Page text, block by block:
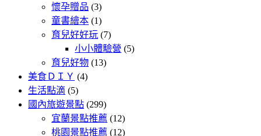
懷孕贈品 (3)
童書繪本 (1)
育兒好好玩 (7)
小小體驗營 (5)
育兒好物 (13)
美食ＤＩＹ (4)
生活點滴 (5)
國內旅遊景點 (299)
宜蘭景點推薦 (12)
桃園景點推薦 (12)